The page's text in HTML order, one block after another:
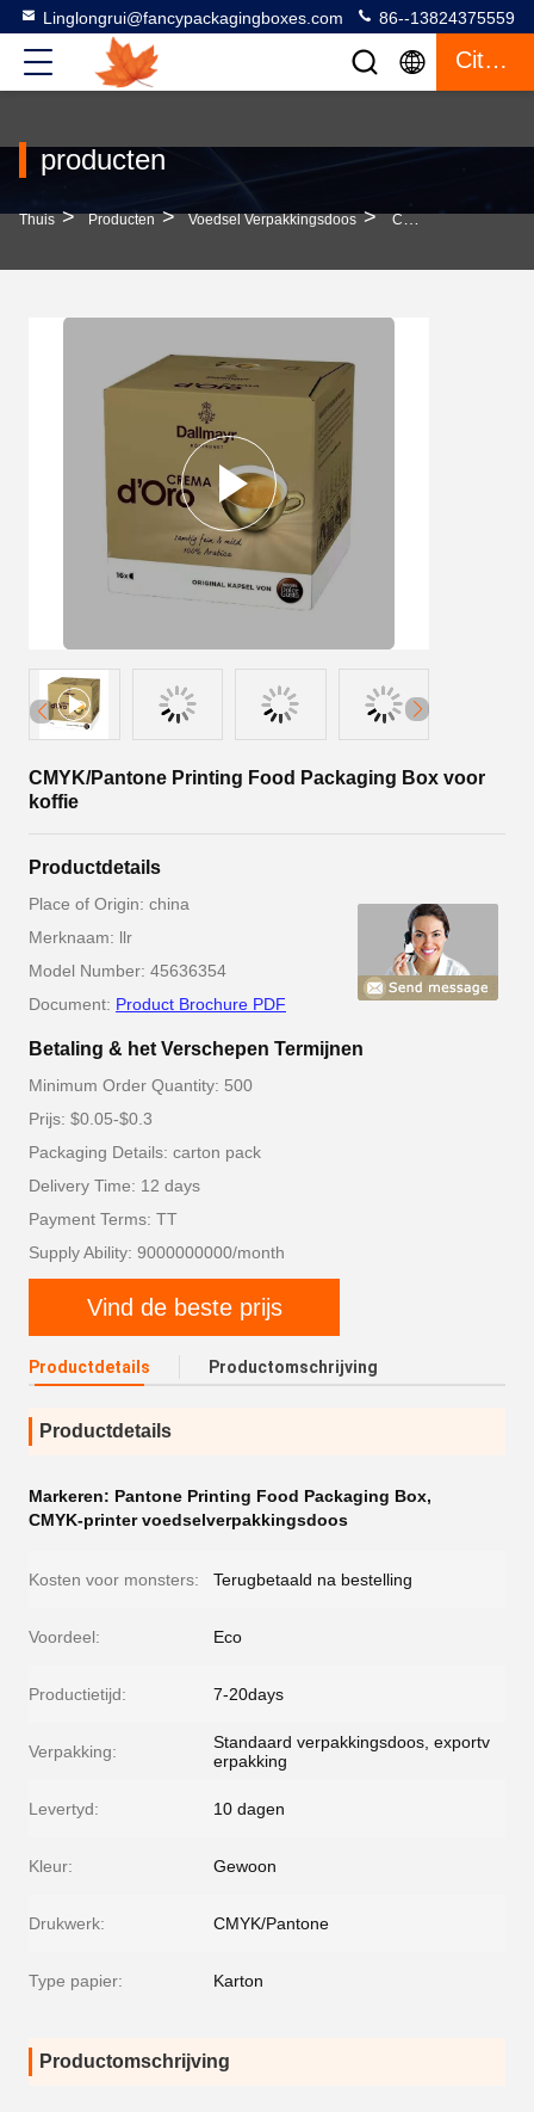
Linglongrui@fancypackagingboxes.com 86--13824375559
Citaat
producten
Thuis > Producten > Voedsel Verpakkingsdoos > CMYK/Pantone Printing Food Packaging Box Voor Koffie
CMYK/Pantone Printing Food Packaging Box voor
koffie
Productdetails
Place of Origin: china
Merknaam: llr
Model Number: 45636354
Document: Product Brochure PDF
Betaling & het Verschepen Termijnen
Minimum Order Quantity: 500
Prijs: $0.05-$0.3
Packaging Details: carton pack
Delivery Time: 12 days
Payment Terms: TT
Supply Ability: 9000000000/month
Vind de beste prijs
Productdetails Productomschrijving
Productdetails
Markeren: Pantone Printing Food Packaging Box,
CMYK-printer voedselverpakkingsdoos
Kosten voor monsters: Terugbetaald na bestelling
Voordeel: Eco
Productietijd: 7-20days
Verpakking:
Standaard verpakkingsdoos, exportv
erpakking
Levertyd: 10 dagen
Kleur: Gewoon
Drukwerk: CMYK/Pantone
Type papier: Karton
Productomschrijving